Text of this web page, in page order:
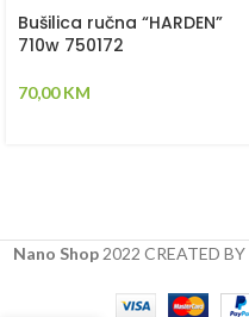
Bušilica ručna “HARDEN”
710w 750172
70,00KM
Nano Shop2022 CREATED BY